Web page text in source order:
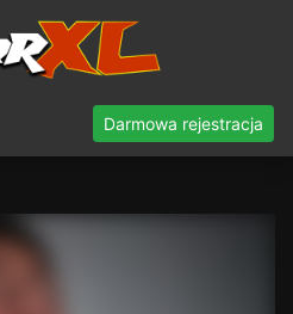
Darmowa rejestracja